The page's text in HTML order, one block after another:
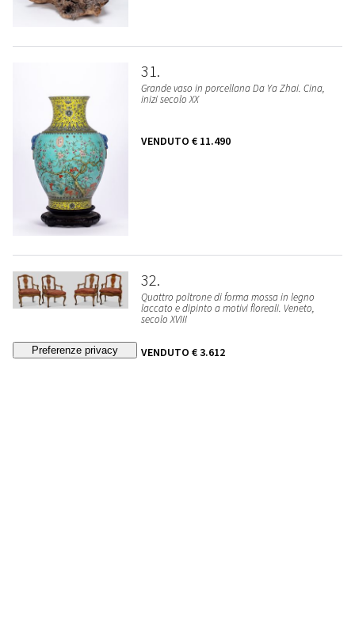
31
Grande vaso in porcellana Da Ya Zhai. Cina,
inizi secolo XX
VENDUTO € 11.490
32
Quattro poltrone di forma mossa in legno
laccato e dipinto a motivi floreali. Veneto,
secolo XVIII
VENDUTO € 3.612